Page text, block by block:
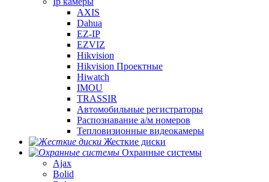
AXIS
Dahua
EZ-IP
EZVIZ
Hikvision
Hikvision Проектные
Hiwatch
IMOU
TRASSIR
Автомобильные регистраторы
Распознавание а/м номеров
Тепловизионные видеокамеры
Жесткие диски
Охранные системы
Ajax
Bolid